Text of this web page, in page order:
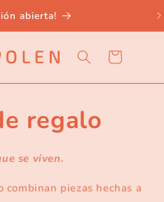
abierta!
Cart
regalo
se viven.
combinan piezas hechas a